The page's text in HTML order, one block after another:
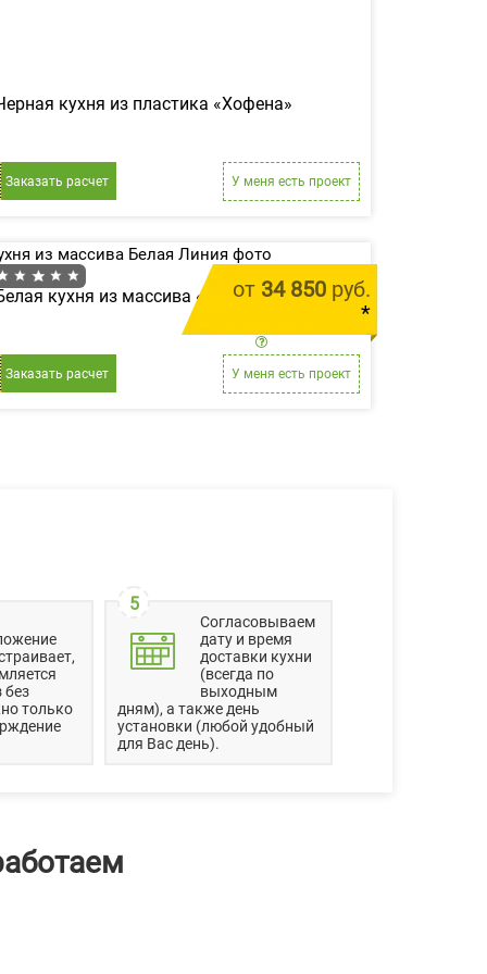
кухня из пластика «Хофена»
Заказать расчет У меня есть проект
от 34 850 руб.
*
цена за 1 м.п.
кухня из массива «Белая Линия»
Заказать расчет У меня есть проект
без
только
5
Согласовываем
дату и время
доставки кухни
(всегда по
выходным
дням), а также день
установки (любой удобный
для Вас день).